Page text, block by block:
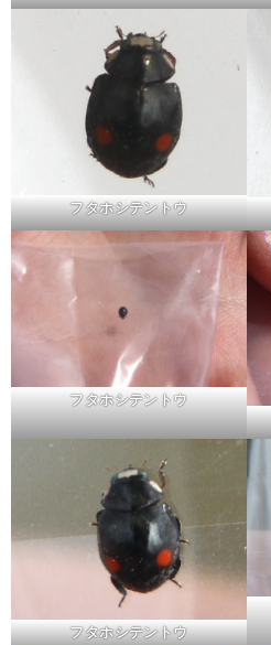
フタホシテントウ
フタホシテントウ
フタホシテントウ